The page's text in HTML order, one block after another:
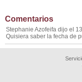
Comentarios
Stephanie Azofeifa dijo el
Quisiera saber la fecha de